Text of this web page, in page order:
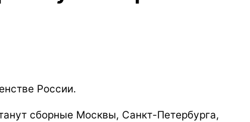
России.
сборные Москвы, Санкт-Петербурга,